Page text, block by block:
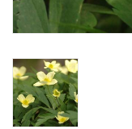
Sterke Bollen Dagen
Nieuws